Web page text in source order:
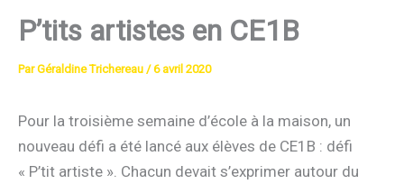
P’tits artistes en CE1B
ParGéraldine Trichereau /6 avril 2020
Pour la troisième semaine d’école à la maison, un
nouveau défi a été lancé aux élèves de CE1B : défi
« P’tit artiste ». Chacun devait s’exprimer autour du